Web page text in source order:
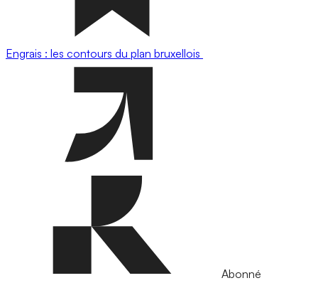
Engrais : les contours du plan bruxellois
Abonné